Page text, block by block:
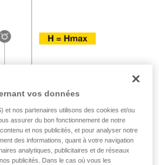
Il peut en exister d’autres
pas ici.
vos données
et nos partenaires utilisons des cookies et/ou
assurer du bon fonctionnement de notre
et nos publicités, et pour analyser notre
des informations, quant à votre navigation
analytiques, publicitaires et de réseaux
publicités. Dans le cas où vous les